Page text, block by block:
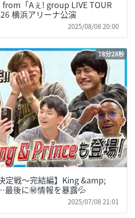
「Aぇ! group LIVE TOUR
横浜アリーナ公演
2025/08/08 20:00
18分28秒
定戦〜完結編】King &amp;
後に㊙️情報を暴露💦
2025/07/08 21:01